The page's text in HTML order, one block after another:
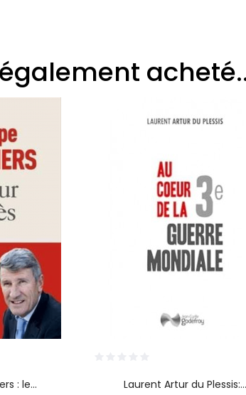
: le... Laurent Artur du Plessis:...